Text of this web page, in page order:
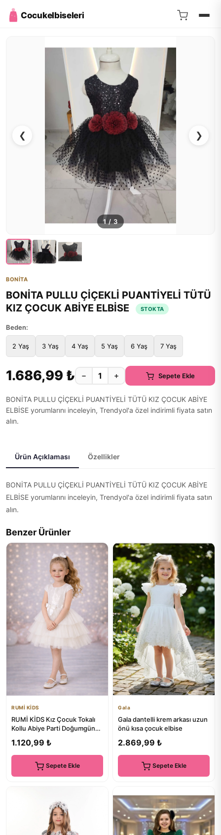
Cocukelbiseleri
❮ ❯
1 / 3
BONİTA
BONİTA PULLU ÇİÇEKLİ PUANTİYELİ TÜTÜ
KIZ ÇOCUK ABİYE ELBİSE
STOKTA
Beden:
2 Yaş 3 Yaş 4 Yaş 5 Yaş 6 Yaş 7 Yaş
1.686,99 ₺ − + Sepete Ekle
BONİTA PULLU ÇİÇEKLİ PUANTİYELİ TÜTÜ KIZ ÇOCUK ABİYE
ELBİSE yorumlarını inceleyin, Trendyol'a özel indirimli fiyata satın
alın.
Ürün Açıklaması Özellikler
BONİTA PULLU ÇİÇEKLİ PUANTİYELİ TÜTÜ KIZ ÇOCUK ABİYE
ELBİSE yorumlarını inceleyin, Trendyol'a özel indirimli fiyata satın
alın.
Benzer Ürünler
RUMİ KİDS
RUMİ KİDS Kız Çocuk Tokalı
Kollu Abiye Parti Doğumgünü
1.120,99 ₺
Sepete Ekle
Gala
Gala dantelli krem arkası uzun
önü kısa çocuk elbise
2.869,99 ₺
Sepete Ekle